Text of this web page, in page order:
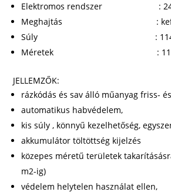
Elektromos rendszer : 24
Meghajtás :
Súly : 114
Méretek :
JELLEMZŐK:
rázkódás és sav álló műanyag friss-
automatikus habvédelem,
kis súly , könnyű kezelhetőség,
akkumulátor töltöttség kijelzés
közepes méretű területek
m2-ig)
védelem helytelen használat ellen,